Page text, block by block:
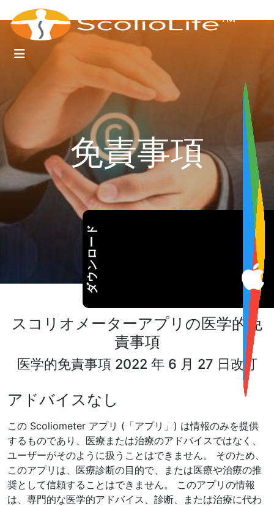
ダウンロード
免責事項
スコリオメーターアプリの医学的免
責事項
医学的免責事項 2022 年 6 月 27 日改訂
アドバイスなし
この Scoliometer アプリ (「アプリ」) は情報のみを提供
するものであり、医療または治療のアドバイスではなく、
ユーザーがそのように扱うことはできません。 そのため、
このアプリは、医療診断の目的で、または医療や治療の推
奨として信頼することはできません。 このアプリの情報
は、専門的な医学的アドバイス、診断、または治療に代わ